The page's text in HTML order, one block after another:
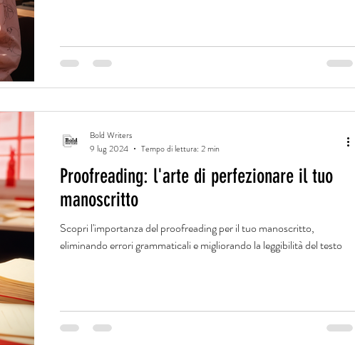
Proofreading: l'arte di perfezionare il tuo
manoscritto
Scopri l'importanza del proofreading per il tuo manoscritto,
eliminando errori grammaticali e migliorando la leggibilità del testo
Bold Writers
9 lug 2024
Tempo di lettura: 2 min